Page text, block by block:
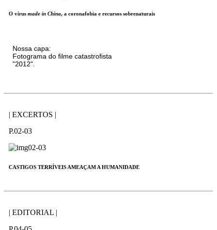
O vírus made in China, a coronafobia e recursos sobrenaturais
Nossa capa:
Fotograma do filme catastrofista
"2012".
| EXCERTOS |
P.02-03
CASTIGOS TERRÍVEIS AMEAÇAM A HUMANIDADE
| EDITORIAL |